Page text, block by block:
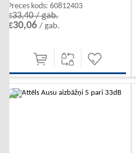
Preces kods: 60812403
€33,40 / gab.
€30,06/ gab.